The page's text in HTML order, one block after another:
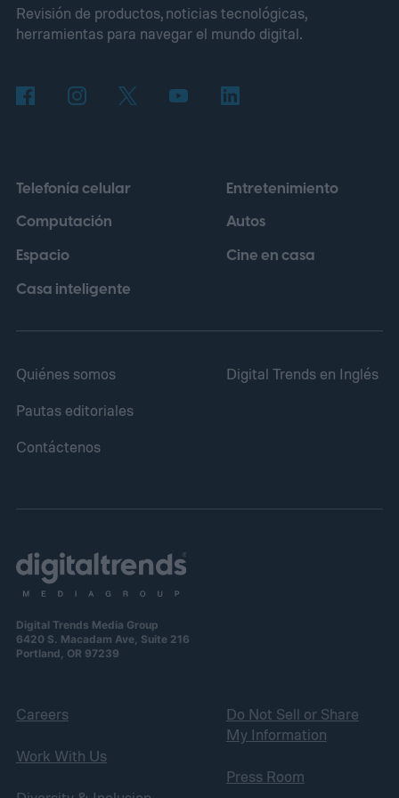
nuestro planeta.
Revisión de productos, noticias tecnológicas,
herramientas para navegar el mundo digital.
Telefonía celular
Computación
Espacio
Casa inteligente
Entretenimiento
Autos
Cine en casa
Quiénes somos
Pautas editoriales
Contáctenos
Digital Trends en Inglés
Digital Trends Media Group
6420 S. Macadam Ave, Suite 216
Portland, OR 97239
Careers
Work With Us
Do Not Sell or Share
My Information
Press Room